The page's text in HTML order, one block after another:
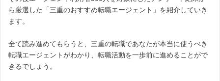
ら厳選した「三重のおすすめ転職エージェント」を紹介していき
ます。
全て読み進めてもらうと、三重の転職であなたが本当に使うべき
転職エージェントがわかり、転職活動を一歩前に進めることがで
きるでしょう。